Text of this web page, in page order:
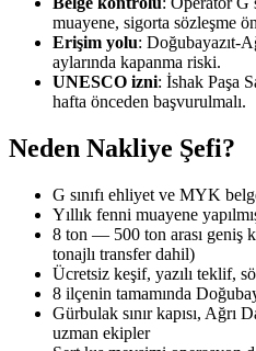
muayene, sigorta sözleşme
Erişim yolu: Doğubayazıt-
aylarında kapanma riski.
UNESCO izni: İshak Paşa
hafta önceden başvurulmalı.
Neden Nakliye Şefi?
G sınıfı ehliyet ve MYK
Yıllık fenni muayene
8 ton — 500 ton arası geniş
tonajlı transfer dahil)
Ücretsiz keşif, yazılı teklif,
8 ilçenin tamamında
Gürbulak sınır kapısı, Ağrı
uzman ekipler